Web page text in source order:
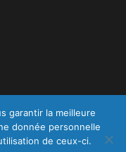
|Mentions légales |
garantir la meilleure
donnée personnelle
de ceux-ci.